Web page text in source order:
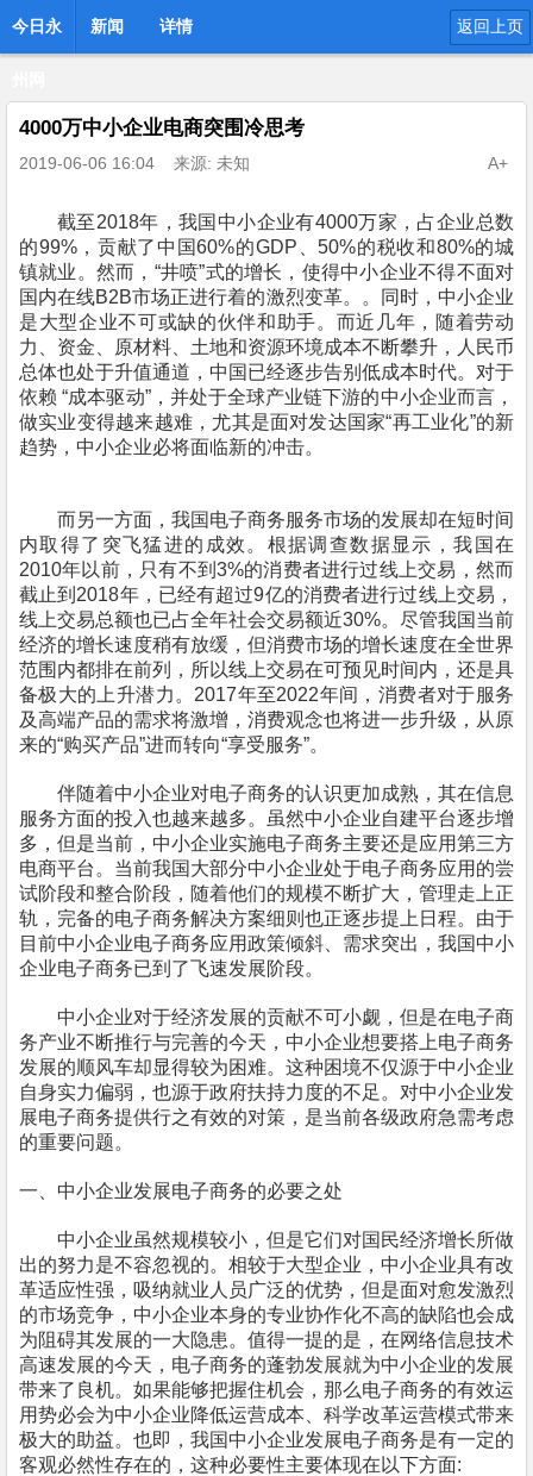
今日永 新闻 详情 返回上页
4000万中小企业电商突围冷思考
2019-06-06 16:04 来源: 未知 A+
截至2018年，我国中小企业有4000万家，占企业总数
的99%，贡献了中国60%的GDP、50%的税收和80%的城
镇就业。然而，“井喷”式的增长，使得中小企业不得不面对
国内在线B2B市场正进行着的激烈变革。。同时，中小企业
是大型企业不可或缺的伙伴和助手。而近几年，随着劳动
力、资金、原材料、土地和资源环境成本不断攀升，人民币
总体也处于升值通道，中国已经逐步告别低成本时代。对于
依赖 “成本驱动”，并处于全球产业链下游的中小企业而言，
做实业变得越来越难，尤其是面对发达国家“再工业化”的新
趋势，中小企业必将面临新的冲击。
而另一方面，我国电子商务服务市场的发展却在短时间
内取得了突飞猛进的成效。 根据调查数据显示，我国在
2010年以前，只有不到3%的消费者进行过线上交易，然而
截止到 2018年， 已经有超过9亿的消费者进行过线上交易 ，
线上交易总额也已占全年社会交易额近30%。尽管我国当前
经济的增长速度稍有放缓，但消费市场的增长速度在全世界
范围内都排在前列，所以线上交易在可预见时间内， 还是具
备极大的 上升潜力 。2017年至2022年间，消费者对于服务
及高端产品的需求将激增，消费观念也将进一步升级， 从原
来的“购买产品”进而转向“享受服务”。
伴随着中小企业对电子商务的认识更加成熟， 其在信息
服务方面的投入也越来越多。虽然中小企业自建平台逐步增
多，但是当前，中小企业实施电子商务主要还是应用第三方
电商平台。当前我国大部分中小企业处于电子商务应用的尝
试阶段和整合阶段，随着他们的规模不断扩大，管理走上正
轨，完备的电子商务解决方案细则也正逐步提上日程。由于
目前中小企业电子商务应用政策倾斜、需求突出，我国 中小
企业电子商务已到了飞速发展阶段。
中小企业对于经济发展的贡献不可小觑 ， 但是在电子商
务产业不断推行与完善的今天 ，中小企业想要搭上电子商务
发展的顺风车却显得较为困难。这种困境不仅源于中小企业
自身实力偏弱， 也源于政府扶持力度的不足。对中小企业发
展电子商务提供行之有效的对策 ， 是当前各级政府急需考虑
的重要问题。
一、 中小企业发展电子商务的必要之处
中小企业虽然规模较小 ， 但是它们对国民经济增长所做
出的努力是不容忽视的。相较于大型企业 ，中小企业具有改
革适应性强 ， 吸纳就业人员广泛的优势 ， 但是面对愈发激烈
的市场竞争 ，中小企业本身的专业协作化不高的缺陷也会成
为阻碍其发展的一大隐患。值得一提的是 ， 在网络信息技术
高速发展的今天 ， 电子商务的蓬勃发展就为中小企业的发展
带来了良机。如果能够把握住机会 ， 那么电子商务的有效运
用势必会为中小企业降低运营成本、科学改革运营模式带来
极大的助益。也即 ， 我国 中小企业发展电子商务是有一定的
客观必然性存在的 ， 这种必要性主要体现在以下方面: